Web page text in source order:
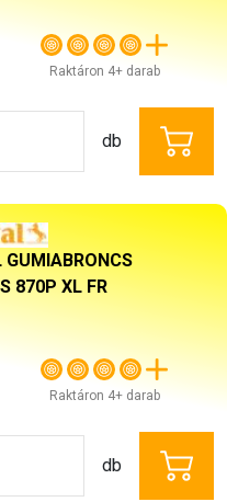
Raktáron 4+ darab
db
870P XL FR
Raktáron 4+ darab
db